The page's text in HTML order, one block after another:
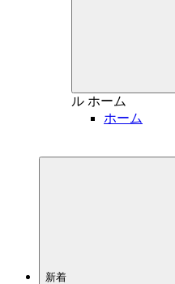
ル ホーム
ホーム
新着